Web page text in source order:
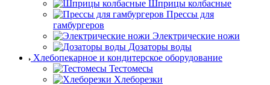
Шприцы колбасные
Прессы для
гамбургеров
Электрические ножи
Дозаторы воды
Хлебопекарное и кондитерское оборудование
Тестомесы
Хлеборезки